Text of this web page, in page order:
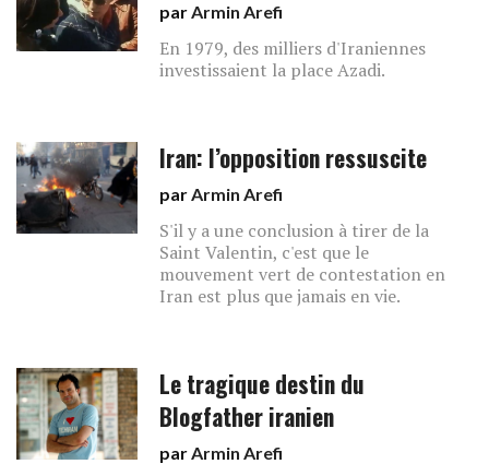
parArmin Arefi
En 1979, des milliers d'Iraniennes
investissaient la place Azadi.
Iran: l’opposition ressuscite
parArmin Arefi
S'il y a une conclusion à tirer de la
Saint Valentin, c'est que le
mouvement vert de contestation en
Iran est plus que jamais en vie.
Le tragique destin du
Blogfather iranien
parArmin Arefi